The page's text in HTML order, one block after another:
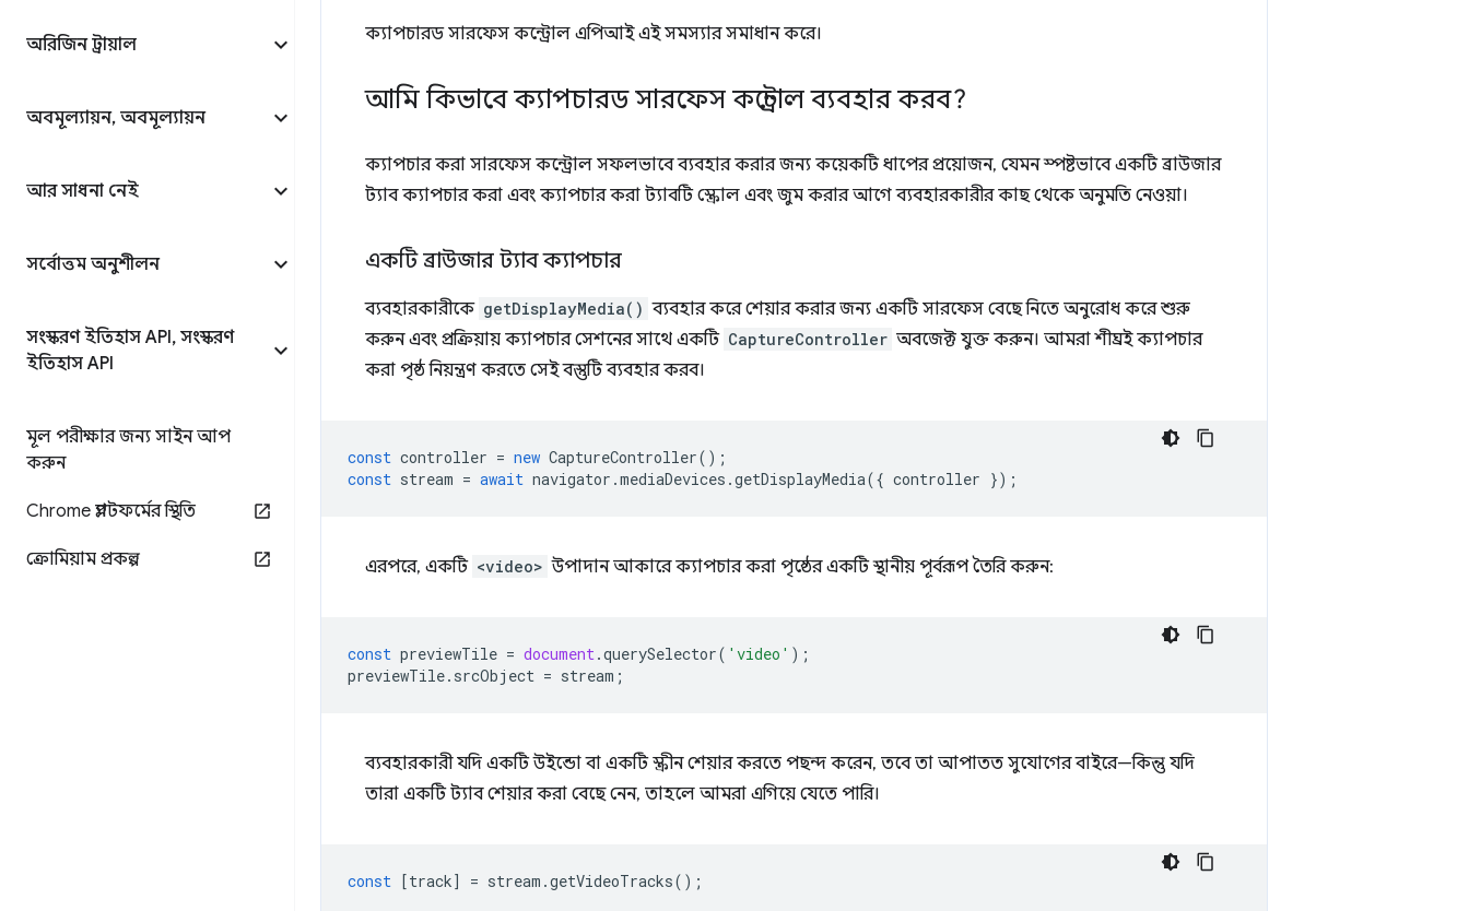
অরিজিন ট্রায়াল
অবমূল্যায়ন, অবমূল্যায়ন
আর সাধনা নেই
সর্বোত্তম অনুশীলন
সংস্করণ ইতিহাস API, সংস্করণ
ইতিহাস API
মূল পরীক্ষার জন্য সাইন আপ
করুন
Chrome প্ল্যাটফর্মের স্থিতি
ক্রোমিয়াম প্রকল্প
ক্যাপচারড সারফেস কন্ট্রোল এপিআই এই সমস্যার সমাধান করে।
আমি কিভাবে ক্যাপচারড সারফেস কন্ট্রোল ব্যবহার করব?
ক্যাপচার করা সারফেস কন্ট্রোল সফলভাবে ব্যবহার করার জন্য কয়েকটি ধাপের প্রয়োজন, যেমন স্পষ্টভাবে একটি ব্রাউজার
ট্যাব ক্যাপচার করা এবং ক্যাপচার করা ট্যাবটি স্ক্রোল এবং জুম করার আগে ব্যবহারকারীর কাছ থেকে অনুমতি নেওয়া।
একটি ব্রাউজার ট্যাব ক্যাপচার
ব্যবহারকারীকে getDisplayMedia() ব্যবহার করে শেয়ার করার জন্য একটি সারফেস বেছে নিতে অনুরোধ করে শুরু
করুন এবং প্রক্রিয়ায় ক্যাপচার সেশনের সাথে একটি CaptureController অবজেক্ট যুক্ত করুন। আমরা শীঘ্রই ক্যাপচার
করা পৃষ্ঠ নিয়ন্ত্রণ করতে সেই বস্তুটি ব্যবহার করব।
const controller = new CaptureController();
const stream = await navigator .mediaDevices .getDisplayMedia({ controller });
এরপরে, একটি <video> উপাদান আকারে ক্যাপচার করা পৃষ্ঠের একটি স্থানীয় পূর্বরূপ তৈরি করুন:
const previewTile = document .querySelector( 'video' );
previewTile. srcObject = stream ;
ব্যবহারকারী যদি একটি উইন্ডো বা একটি স্ক্রীন শেয়ার করতে পছন্দ করেন, তবে তা আপাতত সুযোগের বাইরে—কিন্তু যদি
তারা একটি ট্যাব শেয়ার করা বেছে নেন, তাহলে আমরা এগিয়ে যেতে পারি।
const [track] = stream .getVideoTracks();